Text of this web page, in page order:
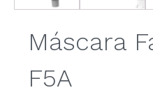
Máscara
F5A